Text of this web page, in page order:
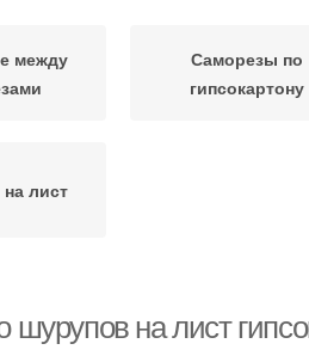
между
Саморезы по
гипсокартону
лист
шурупов на лист